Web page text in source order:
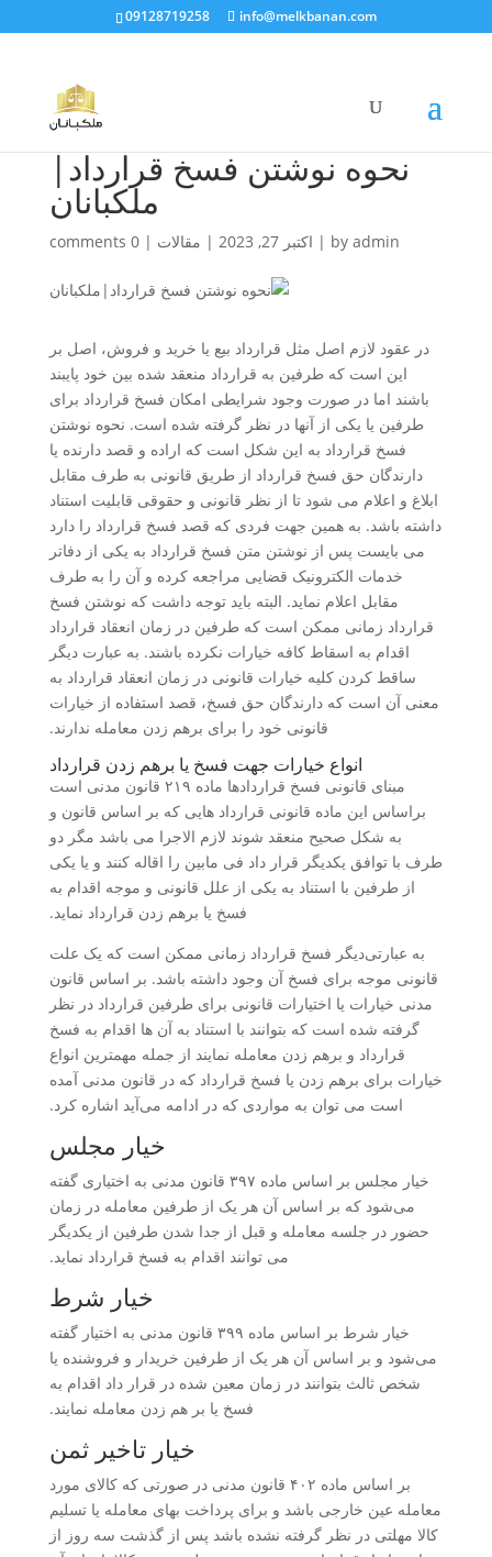
09128719258 info@melkbanan.com
نحوه نوشتن فسخ قرارداد|
ملکبانان
by admin
| اکتبر 27, 2023 | مقالات |
0 comments
در عقود لازم اصل مثل قرارداد بیع یا خرید و فروش، اصل بر
این است که طرفین به قرارداد منعقد شده بین خود پایبند
باشند اما در صورت وجود شرایطی امکان فسخ قرارداد برای
طرفین یا یکی از آنها در نظر گرفته شده است. نحوه نوشتن
فسخ قرارداد به این شکل است که اراده و قصد دارنده یا
دارندگان حق فسخ قرارداد از طریق قانونی به طرف مقابل
ابلاغ و اعلام می شود تا از نظر قانونی و حقوقی قابلیت استناد
داشته باشد. به همین جهت فردی که قصد فسخ قرارداد را دارد
می بایست پس از نوشتن متن فسخ قرارداد به یکی از دفاتر
خدمات الکترونیک قضایی مراجعه کرده و آن را به طرف
مقابل اعلام نماید. البته باید توجه داشت که نوشتن فسخ
قرارداد زمانی ممکن است که طرفین در زمان انعقاد قرارداد
اقدام به اسقاط کافه خیارات نکرده باشند. به عبارت دیگر
ساقط کردن کلیه خیارات قانونی در زمان انعقاد قرارداد به
معنی آن است که دارندگان حق فسخ، قصد استفاده از خیارات
قانونی خود را برای برهم زدن معامله ندارند.
انواع خیارات جهت فسخ یا برهم زدن قرارداد
مبنای قانونی فسخ قراردادها ماده ۲۱۹ قانون مدنی است
براساس این ماده قانونی قرارداد هایی که بر اساس قانون و
به شکل صحیح منعقد شوند لازم الاجرا می باشد مگر دو
طرف با توافق یکدیگر قرار داد فی مابین را اقاله کنند و یا یکی
از طرفین با استناد به یکی از علل قانونی و موجه اقدام به
فسخ یا برهم زدن قرارداد نماید.
به‌ عبارتی‌دیگر فسخ قرارداد زمانی ممکن است که یک علت
قانونی موجه برای فسخ آن وجود داشته باشد. بر اساس قانون
مدنی خیارات یا اختیارات قانونی برای طرفین قرارداد در نظر
گرفته شده است که بتوانند با استناد به آن ها اقدام به فسخ
قرارداد و برهم زدن معامله نمایند از جمله مهمترین انواع
خیارات برای برهم زدن یا فسخ قرارداد که در قانون مدنی آمده
است می توان به مواردی که در ادامه می‌آید اشاره کرد.
خیار مجلس
خیار مجلس بر اساس ماده ۳۹۷ قانون مدنی به اختیاری گفته
می‌شود که بر اساس آن هر یک از طرفین معامله در زمان
حضور در جلسه معامله و قبل از جدا شدن طرفین از یکدیگر
می توانند اقدام به فسخ قرارداد نماید.
خیار شرط
خیار شرط بر اساس ماده ۳۹۹ قانون مدنی به اختیار گفته
می‌شود و بر اساس آن هر یک از طرفین خریدار و فروشنده یا
شخص ثالث بتوانند در زمان معین شده در قرار داد اقدام به
فسخ یا بر هم زدن معامله نمایند.
خیار تاخیر ثمن
بر اساس ماده ۴۰۲ قانون مدنی در صورتی که کالای مورد
معامله عین خارجی باشد و برای پرداخت بهای معامله یا تسلیم
کالا مهلتی در نظر گرفته نشده باشد پس از گذشت سه روز از